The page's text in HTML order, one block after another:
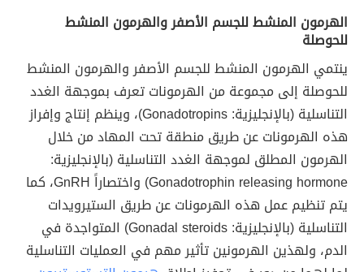
الهرمون المنشط للجسم الأصفر والهرمون المنشط
للحوصلة
ينتمي الهرمون المنشط للجسم الأصفر والهرمون المنشط
للحوصلة إلى مجموعة من الهرمونات تعرف بموجهة الغدد
التناسلية (بالإنجليزية: Gonadotropins)، وينظم إنتاج وإفراز
هذه الهرمونات عن طريق منطقة تحت المهاد من خلال
الهرمون المطلق لموجهة الغدد التناسلية (بالإنجليزية:
Gonadotrophin releasing hormone) واختصاراً GnRH، كما
يتم تنظيم عمل هذه الهرمونات عن طريق الستيرويدات
التناسلية (بالإنجليزية: Gonadal steroids) المتواجدة في
الدم، ولهذين الهرمونين تأثير مهم في العمليات التناسلية